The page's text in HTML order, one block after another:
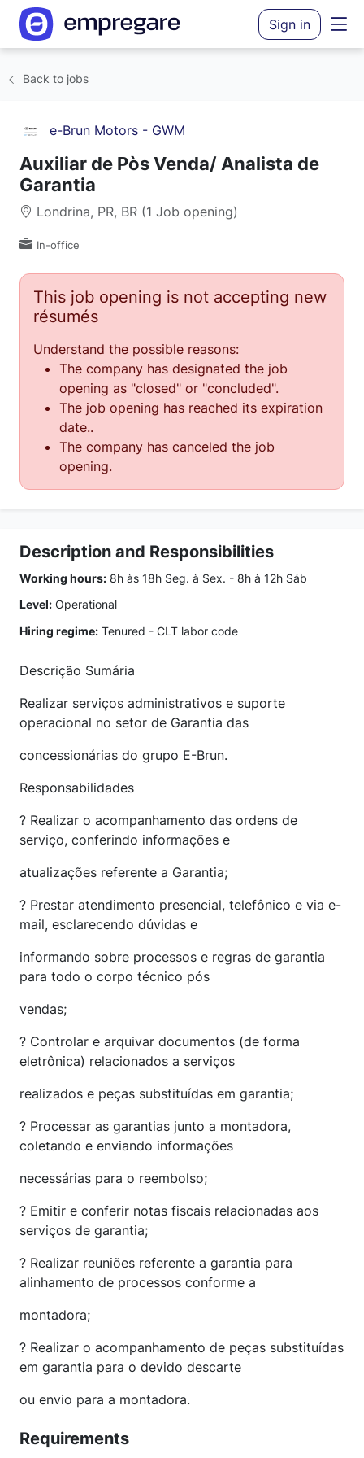
Sign in
Back to jobs
e-Brun Motors - GWM
Auxiliar de Pòs Venda/ Analista de
Garantia
Londrina, PR, BR (1 Job opening)
In-office
This job opening is not accepting new
résumés
Understand the possible reasons:
The company has designated the job
opening as "closed" or "concluded".
The job opening has reached its expiration
date..
The company has canceled the job
opening.
Description and Responsibilities
Working hours: 8h às 18h Seg. à Sex. - 8h à 12h Sáb
Level: Operational
Hiring regime: Tenured - CLT labor code
Descrição Sumária
Realizar serviços administrativos e suporte
operacional no setor de Garantia das
concessionárias do grupo E-Brun.
Responsabilidades
? Realizar o acompanhamento das ordens de
serviço, conferindo informações e
atualizações referente a Garantia;
? Prestar atendimento presencial, telefônico e via e-
mail, esclarecendo dúvidas e
informando sobre processos e regras de garantia
para todo o corpo técnico pós
vendas;
? Controlar e arquivar documentos (de forma
eletrônica) relacionados a serviços
realizados e peças substituídas em garantia;
? Processar as garantias junto a montadora,
coletando e enviando informações
necessárias para o reembolso;
? Emitir e conferir notas fiscais relacionadas aos
serviços de garantia;
? Realizar reuniões referente a garantia para
alinhamento de processos conforme a
montadora;
? Realizar o acompanhamento de peças substituídas
em garantia para o devido descarte
ou envio para a montadora.
Requirements